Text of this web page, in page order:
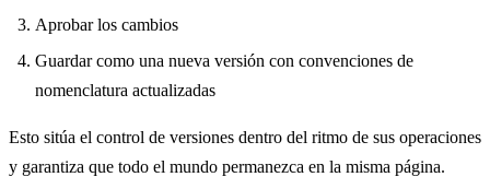
Aprobar los cambios
Guardar como una nueva versión con convenciones de
nomenclatura actualizadas
Esto sitúa el control de versiones dentro del ritmo de sus operaciones
y garantiza que todo el mundo permanezca en la misma página.